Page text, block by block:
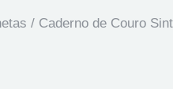
/ Caderno de Couro